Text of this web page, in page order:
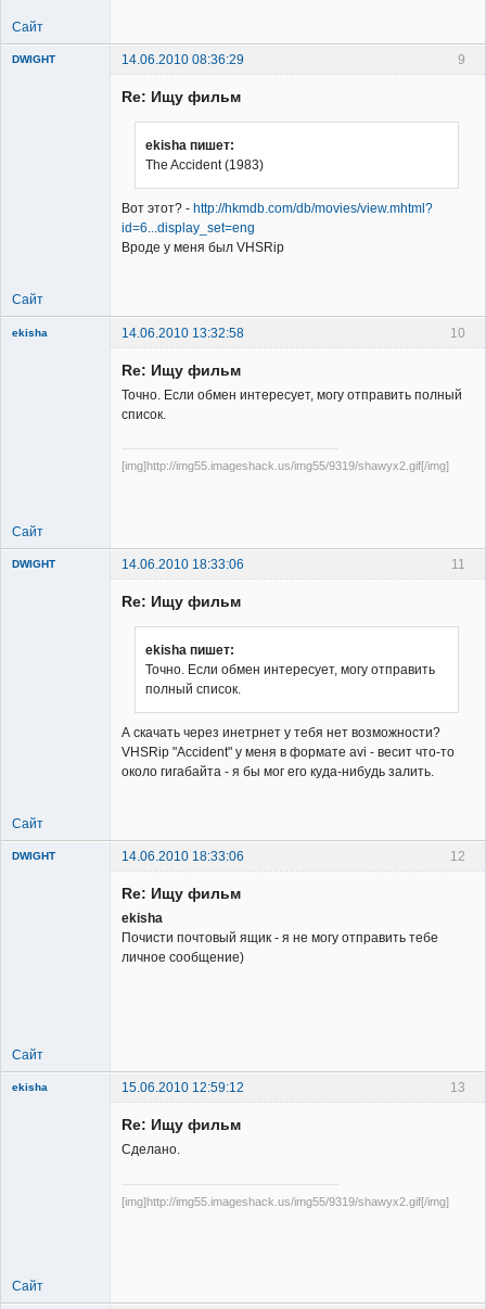
Сайт
9
DWIGHT 14.06.2010 08:36:29
Re: Ищу фильм
ekisha пишет:
The Accident (1983)
Вот этот? - http://hkmdb.com/db/movies/view.mhtml?
id=6...display_set=eng
Вроде у меня был VHSRip
Сайт
10
ekisha 14.06.2010 13:32:58
Re: Ищу фильм
Точно. Если обмен интересует, могу отправить полный
список.
[img]http://img55.imageshack.us/img55/9319/shawyx2.gif[/img]
Сайт
11
DWIGHT 14.06.2010 18:33:06
Re: Ищу фильм
ekisha пишет:
Точно. Если обмен интересует, могу отправить
полный список.
А скачать через инетрнет у тебя нет возможности?
VHSRip "Accident" у меня в формате avi - весит что-то
около гигабайта - я бы мог его куда-нибудь залить.
Сайт
12
DWIGHT 14.06.2010 18:33:06
Re: Ищу фильм
ekisha
Почисти почтовый ящик - я не могу отправить тебе
личное сообщение)
Сайт
13
ekisha 15.06.2010 12:59:12
Re: Ищу фильм
Сделано.
[img]http://img55.imageshack.us/img55/9319/shawyx2.gif[/img]
Сайт